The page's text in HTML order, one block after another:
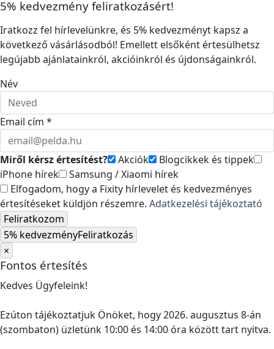
5% kedvezmény feliratkozásért!
Iratkozz fel hírlevelünkre, és 5% kedvezményt kapsz a
következő vásárlásodból! Emellett elsőként értesülhetsz
legújabb ajánlatainkról, akcióinkról és újdonságainkról.
Név
Email cím *
Miről kérsz értesítést? Akciók
Blogcikkek és tippek
iPhone hírek
Samsung / Xiaomi hírek
Elfogadom, hogy a Fixity hírlevelet és kedvezményes
értesítéseket küldjön részemre. Adatkezelési tájékoztató
Feliratkozom
5% kedvezményFeliratkozás
×
Fontos értesítés
Kedves Ügyfeleink!
Ezúton tájékoztatjuk Önöket, hogy 2026. augusztus 8-án
(szombaton) üzletünk 10:00 és 14:00 óra között tart nyitva.